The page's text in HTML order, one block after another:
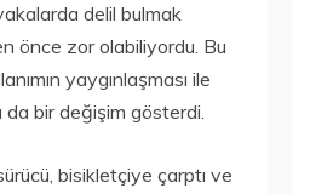
delil bulmak
önce zor olabiliyordu. Bu
yaygınlaşması ile
bir değişim gösterdi.
bisikletçiye çarptı ve